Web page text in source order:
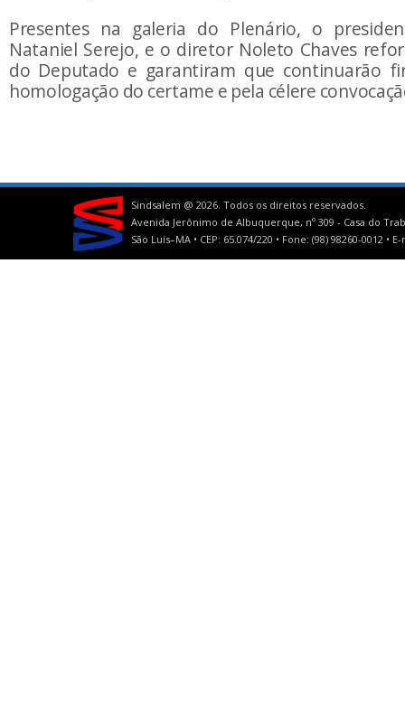
Presentes na galeria do Plenário, o
Nataniel Serejo, e o diretor Noleto Chaves
do Deputado e garantiram que continuarão
homologação do certame e pela célere
Sindsalem @ 2026. Todos os direitos reservados.
Avenida Jerônimo de Albuquerque, nº 309 - Casa do
São Luís–MA • CEP: 65.074/220 • Fone: (98) 98260-0012